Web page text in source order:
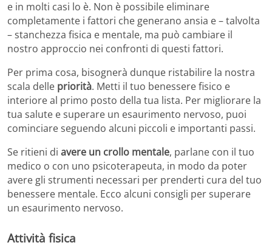
e in molti casi lo è. Non è possibile eliminare
completamente i fattori che generano ansia e – talvolta
– stanchezza fisica e mentale, ma può cambiare il
nostro approccio nei confronti di questi fattori.
Per prima cosa, bisognerà dunque ristabilire la nostra
scala delle priorità. Metti il tuo benessere fisico e
interiore al primo posto della tua lista. Per migliorare la
tua salute e superare un esaurimento nervoso, puoi
cominciare seguendo alcuni piccoli e importanti passi.
Se ritieni di avere un crollo mentale, parlane con il tuo
medico o con uno psicoterapeuta, in modo da poter
avere gli strumenti necessari per prenderti cura del tuo
benessere mentale. Ecco alcuni consigli per superare
un esaurimento nervoso.
Attività fisica